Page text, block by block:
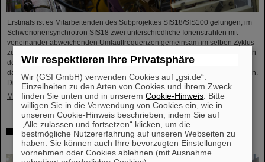
Erstmals ist es Mitarbeitenden des Subprojektes SIS18/SIS100 gelungen, im
Schwerionensynchrotron SIS18 zwei unterschiedliche Ionenstrahlen mit
voneinander abweichenden Umlauffrequenzen gemeinsam im selben Zyklus
zu beschleunigen und zu extrahieren. Dabei überholen die schnelleren Ionen
des einen Strahls die langsameren Ionen des anderen Strahls ständig, so
dass sich die Teilchenpakete der beiden Strahlen immer wieder durchdringen.
Dieses weltweit einmalige Verfahren unterstreicht eindrucksvoll…
Mehr »
Auszeichnung: Professor Thomas Nilsson ist „Affiliate
Professor“ an der TU Darmstadt
Wir respektieren Ihre Privatsphäre
Wir (GSI GmbH) verwenden Cookies auf „gsi.de“.
Einzelheiten zu den Arten von Cookies und ihrem Zweck
finden Sie unten und in unseremCookie-Hinweis . Bitte
willigen Sie in die Verwendung von Cookies ein, wie in
unserem Cookie-Hinweis beschrieben, indem Sie auf
„Alle zulassen und fortsetzen“ klicken, um die
bestmögliche Nutzererfahrung auf unseren Webseiten zu
haben. Sie können auch Ihre bevorzugten Einstellungen
vornehmen oder Cookies ablehnen (mit Ausnahme